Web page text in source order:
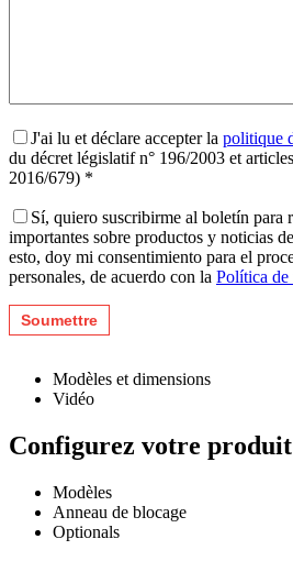
J'ai lu et déclare accepter la politique
du décret législatif n° 196/2003 et
2016/679) *
Sí, quiero suscribirme al boletín para
importantes sobre productos y noticias
esto, doy mi consentimiento para el
personales, de acuerdo con la Política de
Modèles et dimensions
Vidéo
Configurez votre produit
Modèles
Anneau de blocage
Optionals